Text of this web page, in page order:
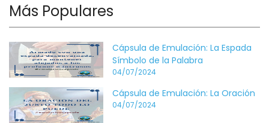
Más Populares
Cápsula de Emulación: La Espada
Símbolo de la Palabra
04/07/2024
Cápsula de Emulación: La Oración
04/07/2024